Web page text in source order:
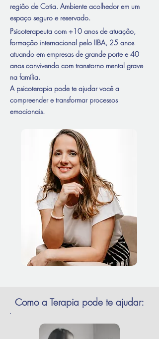
região de Cotia. Ambiente acolhedor em um
espaço seguro e reservado.
Psicoterapeuta com +10 anos de atuação,
formação internacional pelo IIBA, 25 anos
atuando em empresas de grande porte e 40
anos convivendo com transtorno mental grave
na família.
A psicoterapia pode te ajudar você a
compreender e transformar processos
emocionais.​
Como a Terapia pode te ajudar: